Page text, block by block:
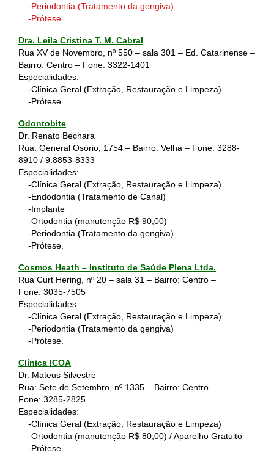
-Periodontia (Tratamento da gengiva)
-Prótese.
Dra. Leila Cristina T. M. Cabral
Rua XV de Novembro, nº 550 – sala 301 – Ed. Catarinense –
Bairro: Centro – Fone: 3322-1401
Especialidades:
-Clínica Geral (Extração, Restauração e Limpeza)
-Prótese.
Odontobite
Dr. Renato Bechara
Rua: General Osório, 1754 – Bairro: Velha – Fone: 3288-
8910 / 9.8853-8333
Especialidades:
-Clínica Geral (Extração, Restauração e Limpeza)
-Endodontia (Tratamento de Canal)
-Implante
-Ortodontia (manutenção R$ 90,00)
-Periodontia (Tratamento da gengiva)
-Prótese.
Cosmos Heath – Instituto de Saúde Plena Ltda.
Rua Curt Hering, nº 20 – sala 31 – Bairro: Centro –
Fone: 3035-7505
Especialidades:
-Clínica Geral (Extração, Restauração e Limpeza)
-Periodontia (Tratamento da gengiva)
-Prótese.
Clínica ICOA
Dr. Mateus Silvestre
Rua: Sete de Setembro, nº 1335 – Bairro: Centro –
Fone: 3285-2825
Especialidades:
-Clínica Geral (Extração, Restauração e Limpeza)
-Ortodontia (manutenção R$ 80,00) / Aparelho Gratuito
-Prótese.